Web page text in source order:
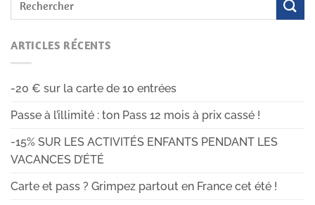
ARTICLES RÉCENTS
-20 € sur la carte de 10 entrées
Passe à l’illimité : ton Pass 12 mois à prix cassé !
-15% SUR LES ACTIVITÉS ENFANTS PENDANT LES
VACANCES D’ÉTÉ
Carte et pass ? Grimpez partout en France cet été !